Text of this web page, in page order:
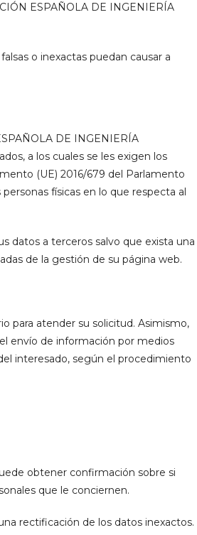
ESPAÑOLA DE INGENIERÍA
o inexactas puedan causar a
DE INGENIERÍA
a los cuales se les exigen los
(UE) 2016/679 del Parlamento
físicas en lo que respecta al
datos a terceros salvo que exista una
de la gestión de su página web.
para atender su solicitud. Asimismo,
envío de información por medios
interesado, según el procedimiento
obtener confirmación sobre si
que le conciernen.
rectificación de los datos inexactos.